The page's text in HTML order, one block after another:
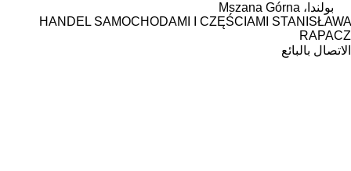
بولندا، Mszana Górna
HANDEL SAMOCHODAMI I CZĘŚCIAMI STANISŁAWA
RAPACZ
الاتصال بالبائع